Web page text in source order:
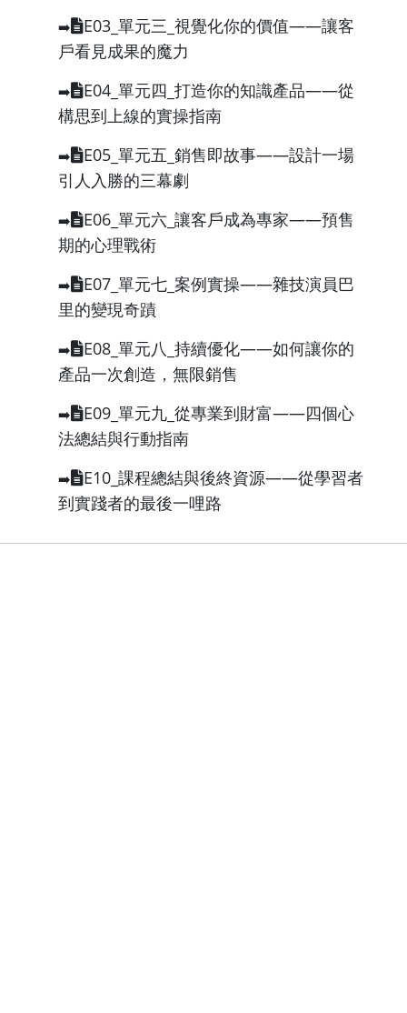
➡️
E03_單元三_視覺化你的價值——讓客
戶看見成果的魔力
➡️
E04_單元四_打造你的知識產品——從
構思到上線的實操指南
➡️
E05_單元五_銷售即故事——設計一場
引人入勝的三幕劇
➡️
E06_單元六_讓客戶成為專家——預售
期的心理戰術
➡️
E07_單元七_案例實操——雜技演員巴
里的變現奇蹟
➡️
E08_單元八_持續優化——如何讓你的
產品一次創造，無限銷售
➡️
E09_單元九_從專業到財富——四個心
法總結與行動指南
➡️
E10_課程總結與後終資源——從學習者
到實踐者的最後一哩路